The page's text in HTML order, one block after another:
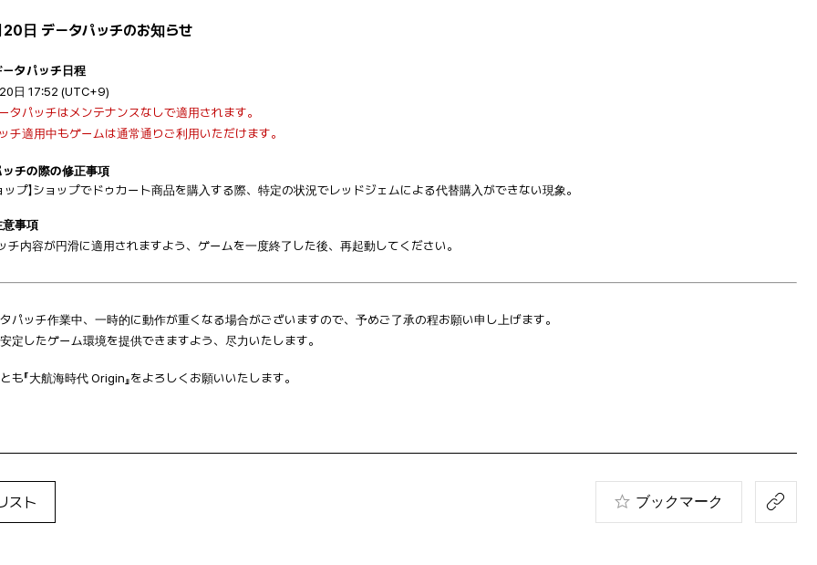
20日 データパッチのお知らせ
ータパッチ日程
日 17:52 (UTC+9)
タパッチはメンテナンスなしで適用されます。
チ適用中もゲームは通常通りご利用いただけます。
ッチの際の修正事項
ップ】ショップでドゥカート商品を購入する際、特定の状況でレッドジェムによる代替購入ができない現象。
意事項
チ内容が円滑に適用されますよう、ゲームを一度終了した後、再起動してください。
パッチ作業中、一時的に動作が重くなる場合がございますので、予めご了承の程お願い申し上げます。
定したゲーム環境を提供できますよう、尽力いたします。
も『大航海時代 Origin』をよろしくお願いいたします。
スト ブックマーク